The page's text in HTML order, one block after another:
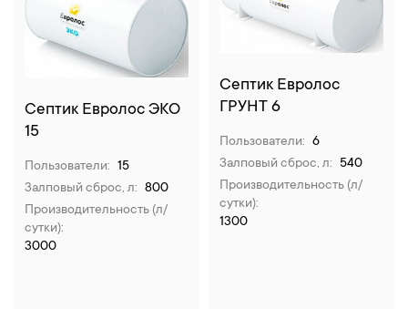
Септик Евролос ЭКО
15
Пользователи: 15
Залповый сброс, л: 800
Производительность (л/
сутки):
3000
Септик Евролос
ГРУНТ 6
Пользователи: 6
Залповый сброс, л: 540
Производительность (л/
сутки):
1300